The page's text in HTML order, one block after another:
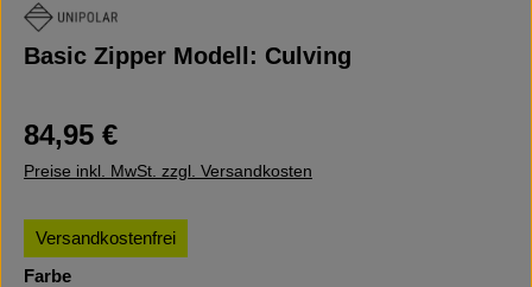
Basic Zipper Modell: Culving
Regulärer Preis:
84,95 €
Preise inkl. MwSt. zzgl. Versandkosten
Versandkostenfrei
Farbeauswählen